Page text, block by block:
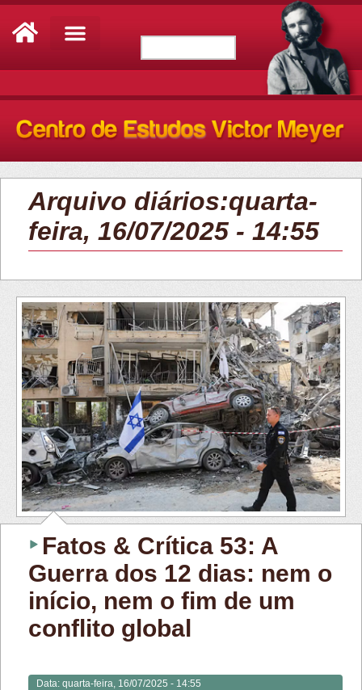
Arquivo diários:quarta-
feira, 16/07/2025 - 14:55
Fatos & Crítica 53: A
Guerra dos 12 dias: nem o
início, nem o fim de um
conflito global
Data: quarta-feira, 16/07/2025 - 14:55